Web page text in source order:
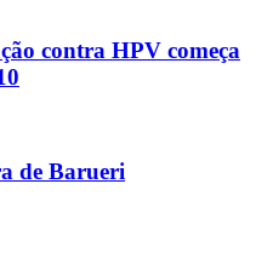
contra HPV começa
de Barueri